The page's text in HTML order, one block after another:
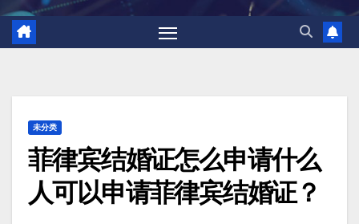
未分类
菲律宾结婚证怎么申请什么
人可以申请菲律宾结婚证？